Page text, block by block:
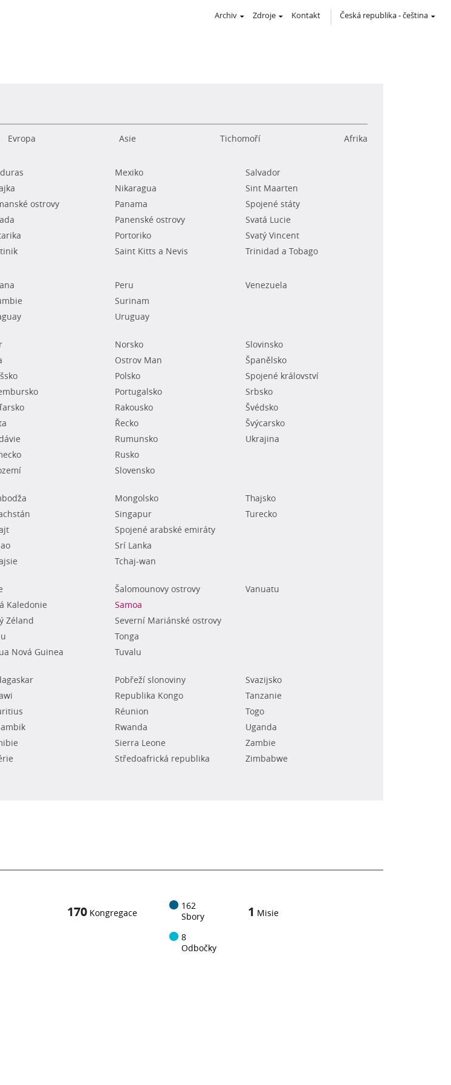
Archiv Zdroje Kontakt Česká republika-čeština
Evropa Asie Tichomoří Afrika
ostrovy
Mexiko
Nikaragua
Panama
Panenské ostrovy
Portoriko
Saint Kitts a Nevis
Salvador
Sint Maarten
Spojené státy
Svatá Lucie
Svatý Vincent
Trinidad a Tobago
Peru
Surinam
Uruguay
Venezuela
Norsko
Ostrov Man
Polsko
Portugalsko
Rakousko
Řecko
Rumunsko
Rusko
Slovensko
Slovinsko
Španělsko
Spojené království
Srbsko
Švédsko
Švýcarsko
Ukrajina
Mongolsko
Singapur
Spojené arabské emiráty
Srí Lanka
Tchaj-wan
Thajsko
Turecko
Kaledonie
Zéland
Nová Guinea
Šalomounovy ostrovy
Samoa
Severní Mariánské ostrovy
Tonga
Tuvalu
Vanuatu
Pobřeží slonoviny
Republika Kongo
Réunion
Rwanda
Sierra Leone
Středoafrická republika
Svazijsko
Tanzanie
Togo
Uganda
Zambie
Zimbabwe
170 Kongregace
162
Sbory
8
Odbočky
1 Misie